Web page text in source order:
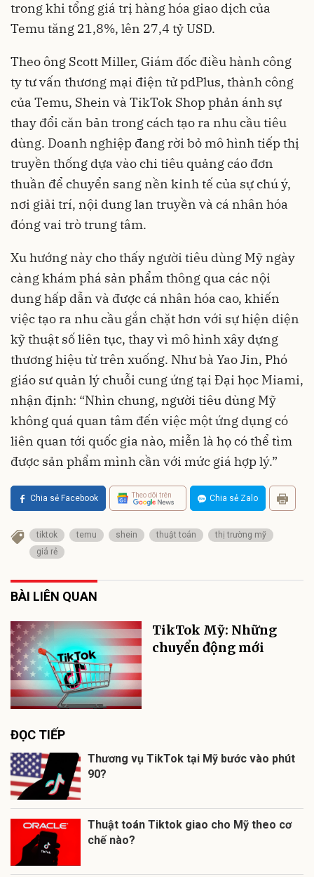
trong khi tổng giá trị hàng hóa giao dịch của
Temu tăng 21,8%, lên 27,4 tỷ USD.
Theo ông Scott Miller, Giám đốc điều hành công
ty tư vấn thương mại điện tử pdPlus, thành công
của Temu, Shein và TikTok Shop phản ánh sự
thay đổi căn bản trong cách tạo ra nhu cầu tiêu
dùng. Doanh nghiệp đang rời bỏ mô hình tiếp thị
truyền thống dựa vào chi tiêu quảng cáo đơn
thuần để chuyển sang nền kinh tế của sự chú ý,
nơi giải trí, nội dung lan truyền và cá nhân hóa
đóng vai trò trung tâm.
Xu hướng này cho thấy người tiêu dùng Mỹ ngày
càng khám phá sản phẩm thông qua các nội
dung hấp dẫn và được cá nhân hóa cao, khiến
việc tạo ra nhu cầu gắn chặt hơn với sự hiện diện
kỹ thuật số liên tục, thay vì mô hình xây dựng
thương hiệu từ trên xuống. Như bà Yao Jin, Phó
giáo sư quản lý chuỗi cung ứng tại Đại học Miami,
nhận định: “Nhìn chung, người tiêu dùng Mỹ
không quá quan tâm đến việc một ứng dụng có
liên quan tới quốc gia nào, miễn là họ có thể tìm
được sản phẩm mình cần với mức giá hợp lý.”
Chia sẻ Facebook Theo dõi trên Chia sẻ Zalo
tiktok temu shein thuật toán
thị trường mỹ
giá rẻ
BÀI LIÊN QUAN
TikTok Mỹ: Những
chuyển động mới
ĐỌC TIẾP
Thương vụ TikTok tại Mỹ bước vào phút
90?
Thuật toán Tiktok giao cho Mỹ theo cơ
chế nào?